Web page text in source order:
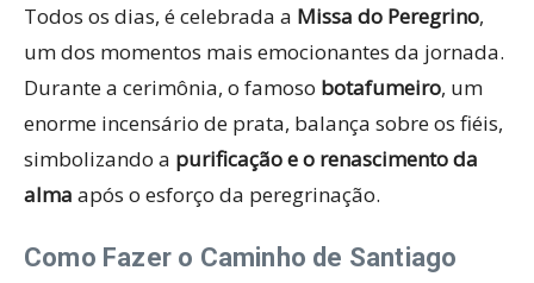
Todos os dias, é celebrada a Missa do Peregrino,
um dos momentos mais emocionantes da jornada.
Durante a cerimônia, o famoso botafumeiro, um
enorme incensário de prata, balança sobre os fiéis,
simbolizando a purificação e o renascimento da
alma após o esforço da peregrinação.
Como Fazer o Caminho de Santiago